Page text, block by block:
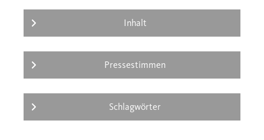
Inhalt
Pressestimmen
Schlagwörter